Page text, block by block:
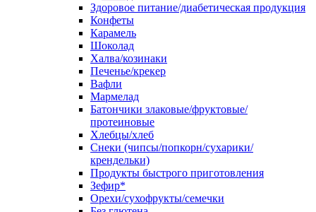
Здоровое питание/диабетическая продукция
Конфеты
Карамель
Шоколад
Халва/козинаки
Печенье/крекер
Вафли
Мармелад
Батончики злаковые/фруктовые/
протеиновые
Хлебцы/хлеб
Снеки (чипсы/попкорн/сухарики/
крендельки)
Продукты быстрого приготовления
Зефир*
Орехи/сухофрукты/семечки